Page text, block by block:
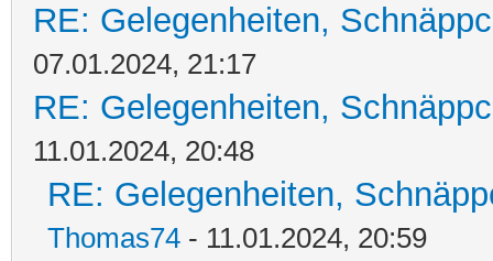
RE: Gelegenheiten,
07.01.2024, 21:17
RE: Gelegenheiten,
11.01.2024, 20:48
RE: Gelegenheiten,
Thomas74 - 11.01.2024, 20:59